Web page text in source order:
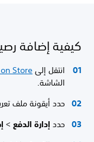
كيفية إضافة
انتقل إلىStore
الشاشة.
حدد أيقونة ملف
حددإدارة الدفع>